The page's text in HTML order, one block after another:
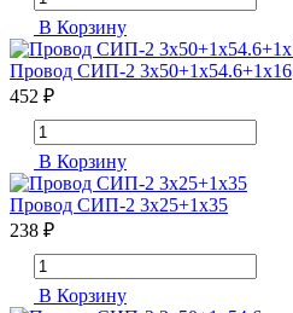
В Корзину
Провод СИП-2 3х50+1х54.6+1х16
452 ₽
В Корзину
Провод СИП-2 3х25+1х35
238 ₽
В Корзину